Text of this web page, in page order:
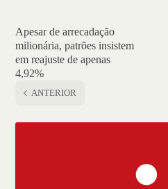
Apesar de arrecadação
milionária, patrões insistem
em reajuste de apenas
4,92%
ANTERIOR